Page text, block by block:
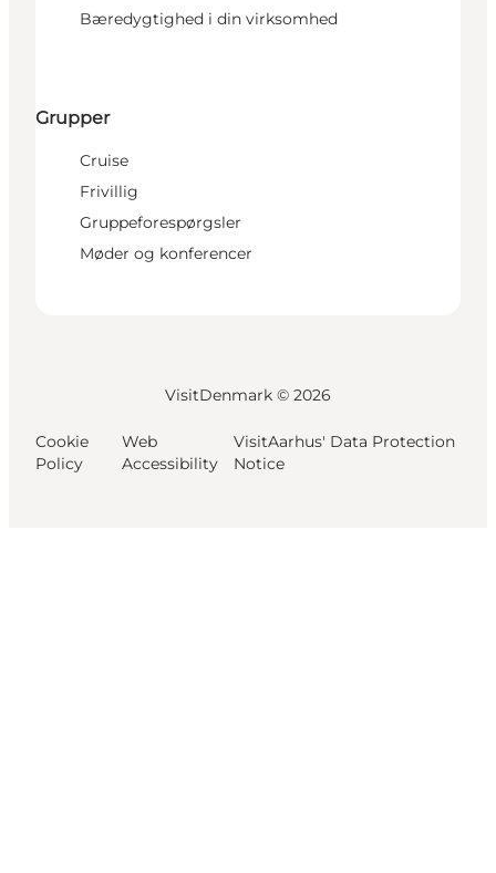
Bæredygtighed i din virksomhed
Grupper
Cruise
Frivillig
Gruppeforespørgsler
Møder og konferencer
VisitDenmark © 2026
Cookie
Policy
Web
Accessibility
VisitAarhus' Data Protection
Notice